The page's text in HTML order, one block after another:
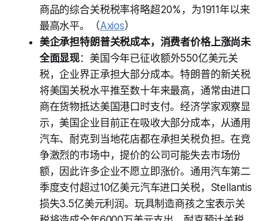
商品的综合关税税率将略超20%，为1911年以来
最高水平。（Axios）
美企承担特朗普关税成本，消费者价格上涨尚未
全面显现：美国今年已征收额外550亿美元关
税，企业界正承担大部分成本。特朗普的新关税
将美国关税水平推至数十年来最高，通常由进口
商在货物抵达美国港口时支付。经济学家观察显
示，美国企业目前正在吸收大部分成本，从通用
汽车、耐克到当地花店都在承担关税负担。在竞
争激烈的市场中，提价的公司可能失去市场份
额，因此许多企业不愿立即涨价。通用汽车第二
季度支付超过10亿美元汽车进口关税，Stellantis
损失3.5亿美元利润。玩具制造商孩之宝表示关